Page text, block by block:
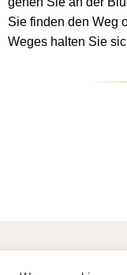
Sie finden den Weg
Weges halten Sie